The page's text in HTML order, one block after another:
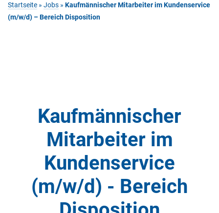
Startseite » Jobs » Kaufmännischer Mitarbeiter im Kundenservice
(m/w/d) – Bereich Disposition
Kaufmännischer
Mitarbeiter im
Kundenservice
(m/w/d) - Bereich